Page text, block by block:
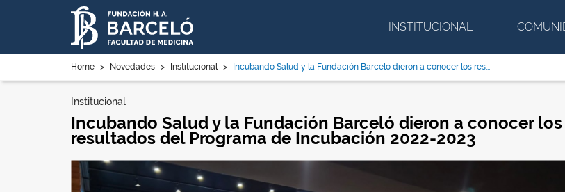
INSTITUCIONAL
Home > Novedades > Institucional > Incubando Salud y la Fundación Barceló dieron a conocer los res...
Institucional
Incubando Salud y la Fundación Barceló dieron a conocer los
resultados del Programa de Incubación 2022-2023